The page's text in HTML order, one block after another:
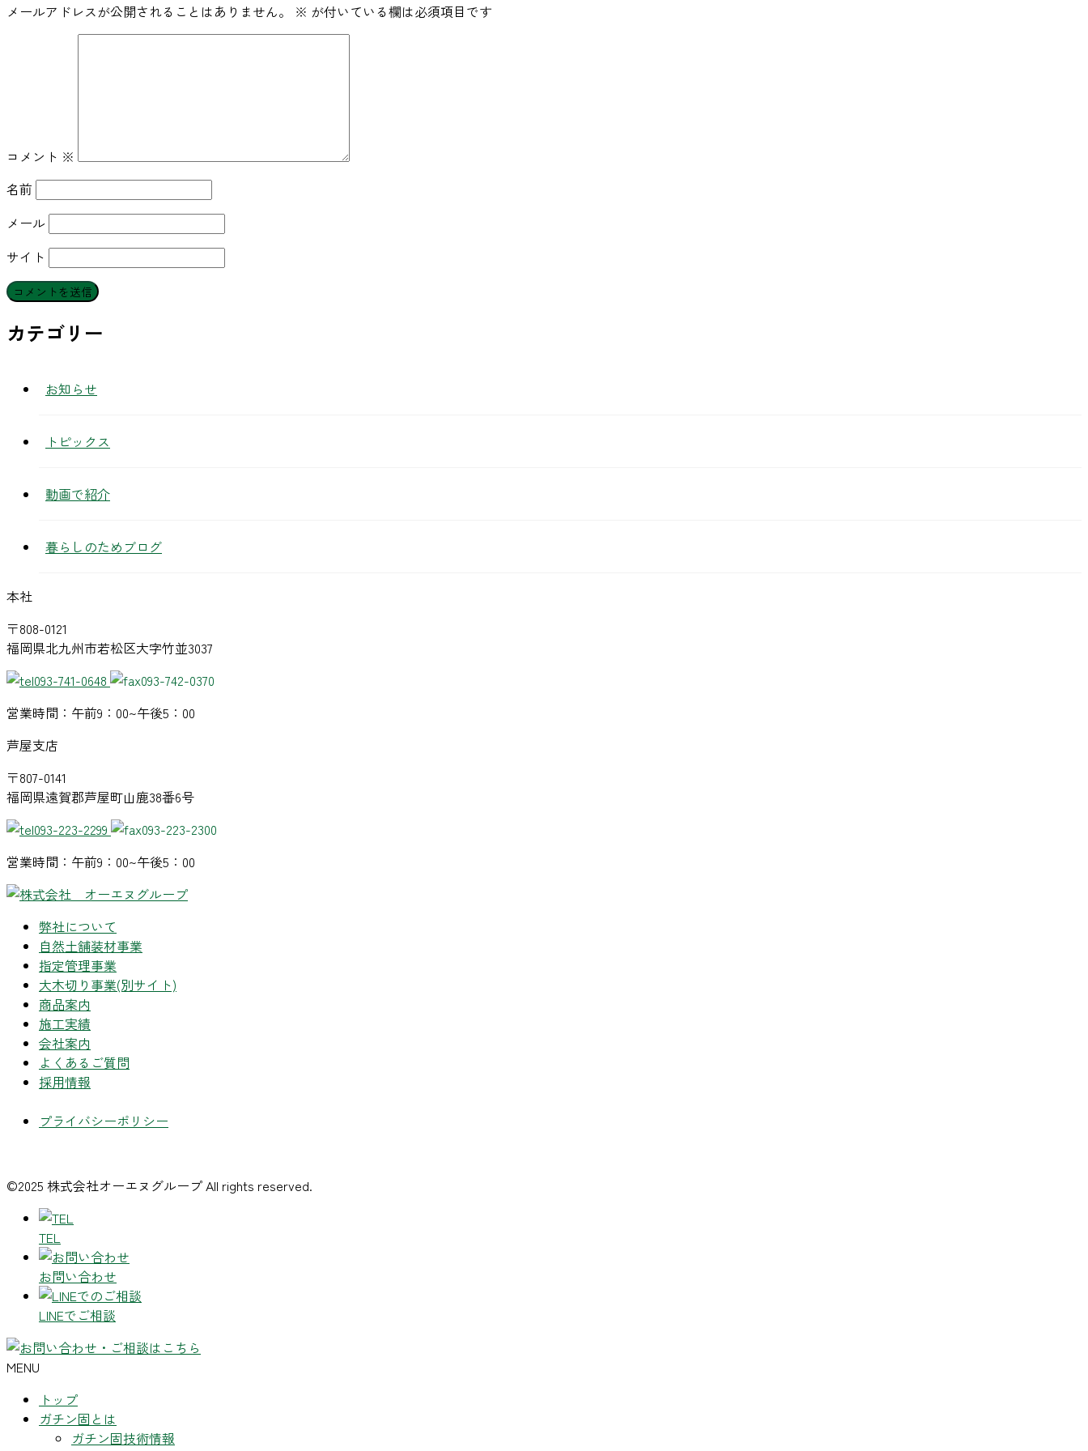
メールアドレスが公開されることはありません。 ※ が付いている欄は必須項目です
コメント ※
名前
メール
サイト
カテゴリー
お知らせ
トピックス
動画で紹介
暮らしのためブログ
本社
〒808-0121
福岡県北九州市若松区大字竹並3037
093-741-0648
093-742-0370
営業時間：午前9：00~午後5：00
芦屋支店
〒807-0141
福岡県遠賀郡芦屋町山鹿38番6号
093-223-2299
093-223-2300
営業時間：午前9：00~午後5：00
弊社について
自然土舗装材事業
指定管理事業
大木切り事業(別サイト)
商品案内
施工実績
会社案内
よくあるご質問
採用情報
プライバシーポリシー
©2025 株式会社オーエヌグループ All rights reserved.
TEL
お問い合わせ
LINEでご相談
MENU
トップ
ガチン固とは
ガチン固技術情報